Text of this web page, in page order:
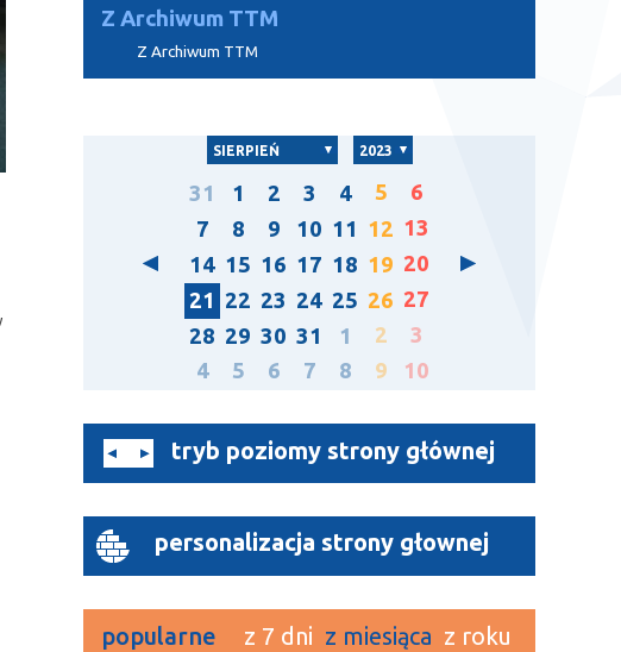
Z Archiwum TTM
Z Archiwum TTM
SIERPIEŃ 2023
31 1 2 3 4 5
6
7
8 9 10 11 12 13
14 15 16 17 18 19 20
21 22 23 24 25 26 27
28 29 30 31 1 2
3
4
5 6 7 8 9 10
tryb poziomy strony głównej
personalizacja strony głownej
popularne z 7 dni z miesiąca z roku